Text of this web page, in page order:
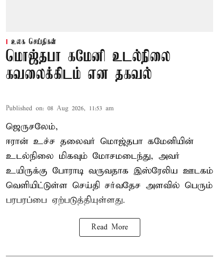
உலக செய்திகள்
மொஜ்தபா கமேனி உடல்நிலை
கவலைக்கிடம் என தகவல்
Published on: 08 Aug 2026, 11:53 am
ஜெருசலேம்,
ஈரான் உச்ச தலைவர் மொஜ்தபா கமேனியின்
உடல்நிலை மிகவும் மோசமடைந்து, அவர்
உயிருக்கு போராடி வருவதாக இஸ்ரேலிய ஊடகம்
வெளியிட்டுள்ள செய்தி சர்வதேச அளவில் பெரும்
பரபரப்பை ஏற்படுத்தியுள்ளது.
Read More